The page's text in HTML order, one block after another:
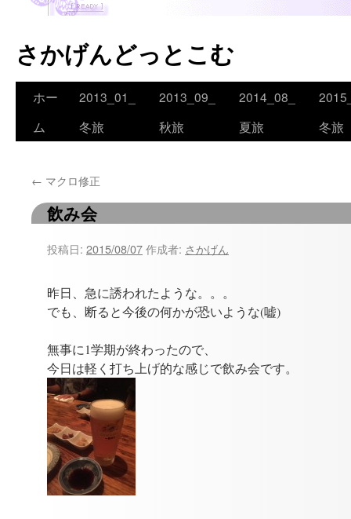
さかげんどっとこむ
コ
ン
ツ
ホー
ム
2013_01_
冬旅
2013_09_
秋旅
2014_08_
夏旅
冬旅
← マクロ修正
飲み会
投稿日: 2015/08/07作成者: さかげん
昨日、急に誘われたような。。。
でも、断ると今後の何かが恐いような(嘘)
無事に1学期が終わったので、
今日は軽く打ち上げ的な感じで飲み会です。